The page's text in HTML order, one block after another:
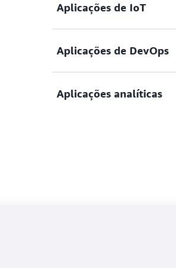
Aplicações de IoT
IoT usando funções
tendências e padrões.
Aplicações de DevOps
uso e analise dados em
Aplicações analíticas